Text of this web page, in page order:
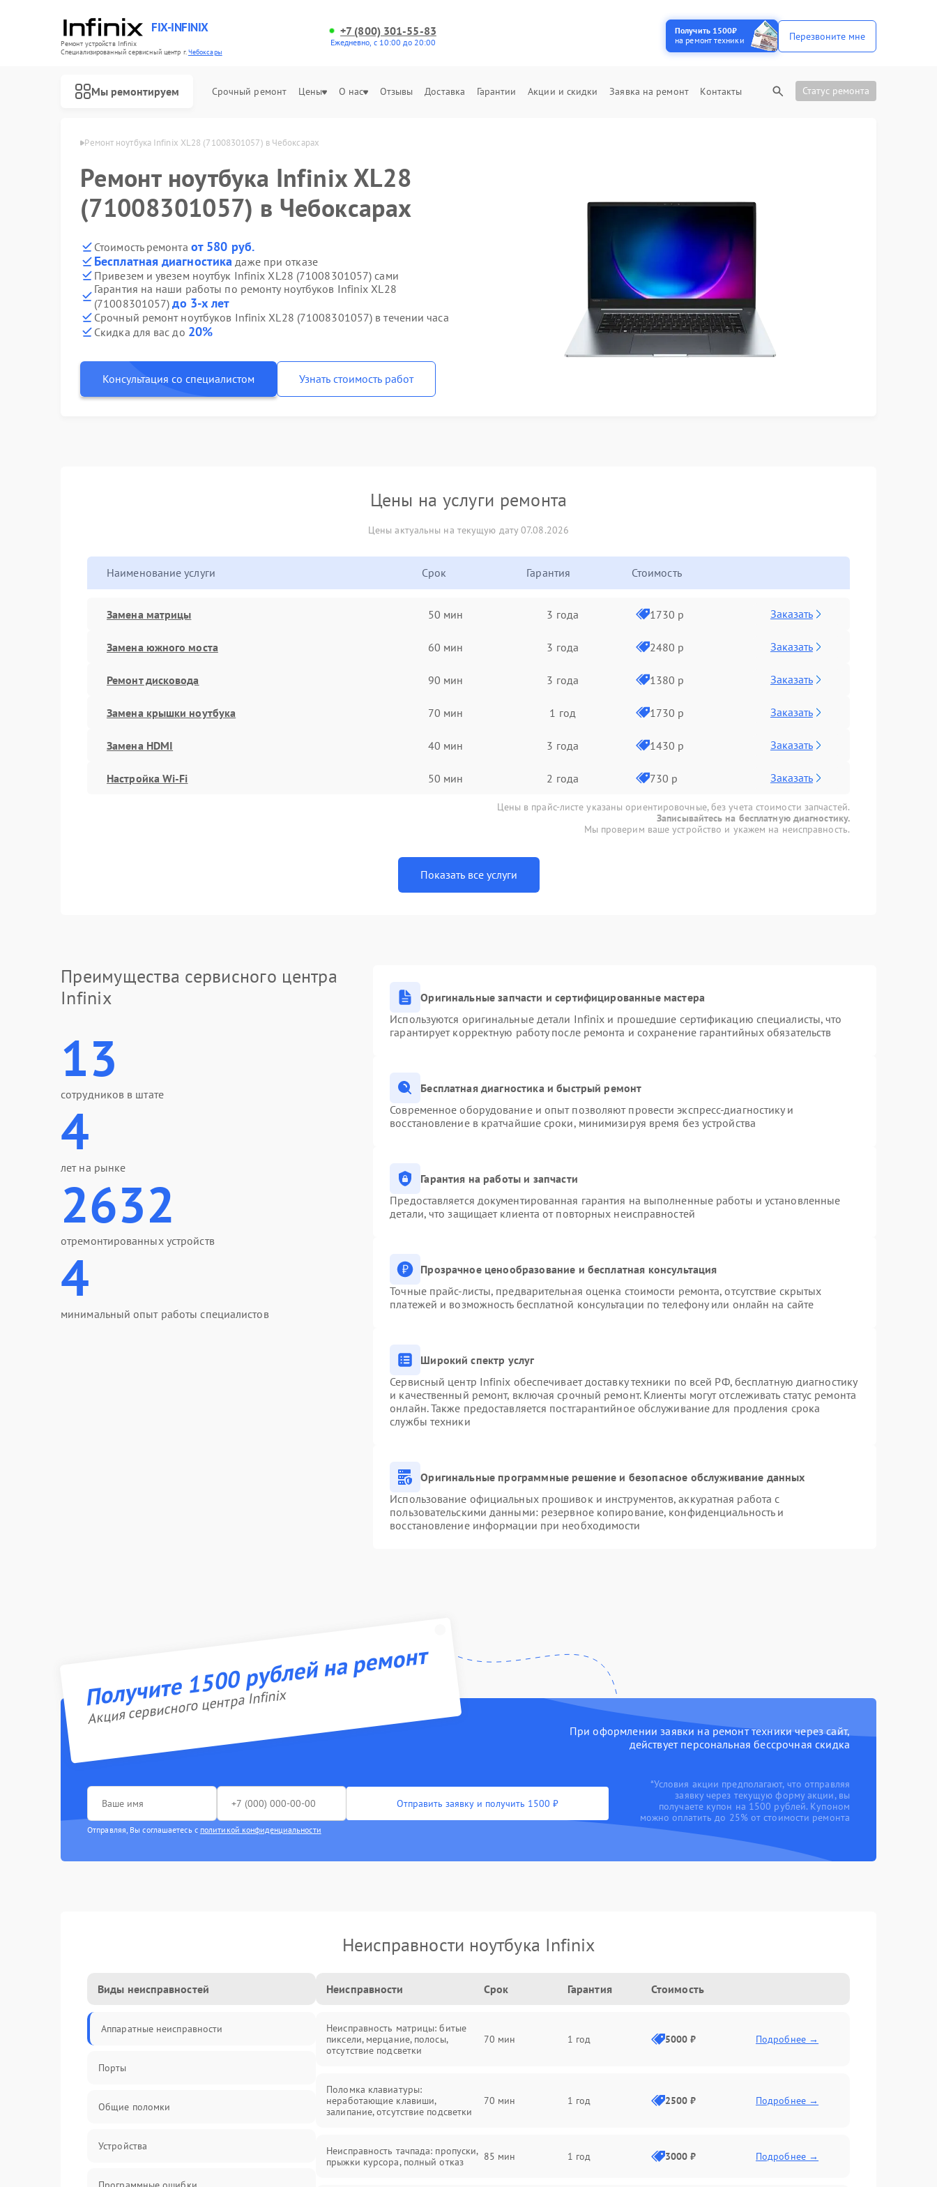
FIX-INFINIX
Ремонт устройств Infinix
Специализированный cервисный центр г.Чебоксары
+7 (800) 301-55-83
Ежедневно, с 10:00 до 20:00
Получить 1500₽
на ремонт техники
Перезвоните мне
Мы ремонтируем Срочный ремонт Цены О нас Отзывы Доставка Гарантии Акции и скидки Заявка на ремонт Контакты Статус ремонта
в Чебоксарах Ремонт ноутбука Infinix XL28 (71008301057) в Чебоксарах
Ремонт ноутбука Infinix XL28
(71008301057) в Чебоксарах
Стоимость ремонта от 580 руб.
Бесплатная диагностика даже при отказе
Привезем и увезем ноутбук Infinix XL28 (71008301057) сами
Гарантия на наши работы по ремонту ноутбуков Infinix XL28
(71008301057)до 3-х лет
Срочный ремонт ноутбуков Infinix XL28 (71008301057) в течении часа
Скидка для вас до 20%
Консультация со специалистом Узнать стоимость работ
Цены на услуги ремонта
Цены актуальны на текущую дату 07.08.2026
Наименование услуги Срок Гарантия Стоимость
Замена матрицы 50 мин 3 года 1730 р Заказать
Замена южного моста 60 мин 3 года 2480 р Заказать
Ремонт дисковода 90 мин 3 года 1380 р Заказать
Замена крышки ноутбука 70 мин 1 год 1730 р Заказать
Замена HDMI 40 мин 3 года 1430 р Заказать
Настройка Wi-Fi 50 мин 2 года 730 р Заказать
Цены в прайс-листе указаны ориентировочные, без учета стоимости запчастей.
Записывайтесь на бесплатную диагностику.
Мы проверим ваше устройство и укажем на неисправность.
Показать все услуги
Преимущества сервисного центра
Infinix
13
сотрудников в штате
4
лет на рынке
2632
отремонтированных устройств
4
минимальный опыт работы специалистов
Оригинальные запчасти и сертифицированные мастера
Используются оригинальные детали Infinix и прошедшие сертификацию специалисты, что
гарантирует корректную работу после ремонта и сохранение гарантийных обязательств
Бесплатная диагностика и быстрый ремонт
Современное оборудование и опыт позволяют провести экспресс-диагностику и
восстановление в кратчайшие сроки, минимизируя время без устройства
Гарантия на работы и запчасти
Предоставляется документированная гарантия на выполненные работы и установленные
детали, что защищает клиента от повторных неисправностей
Прозрачное ценообразование и бесплатная консультация
Точные прайс-листы, предварительная оценка стоимости ремонта, отсутствие скрытых
платежей и возможность бесплатной консультации по телефону или онлайн на сайте
Широкий спектр услуг
Сервисный центр Infinix обеспечивает доставку техники по всей РФ, бесплатную диагностику
и качественный ремонт, включая срочный ремонт. Клиенты могут отслеживать статус ремонта
онлайн. Также предоставляется постгарантийное обслуживание для продления срока
службы техники
Оригинальные программные решение и безопасное обслуживание данных
Использование официальных прошивок и инструментов, аккуратная работа с
пользовательскими данными: резервное копирование, конфиденциальность и
восстановление информации при необходимости
Получите 1500 рублей на ремонт
Акция сервисного центра Infinix
При оформлении заявки на ремонт техники через сайт,
действует персональная бессрочная скидка
Отправить заявку и получить 1500 ₽
Отправляя, Вы соглашаетесь с политикой конфиденциальности
*Условия акции предполагают, что отправляя
заявку через текущую форму акции, вы
получаете купон на 1500 рублей. Купоном
можно оплатить до 25% от стоимости ремонта
Неисправности ноутбука Infinix
Виды неисправностей
Аппаратные неисправности
Порты
Общие поломки
Устройства
Неисправности Срок Гарантия Стоимость
Неисправность матрицы: битые
пиксели, мерцание, полосы,
отсутствие подсветки
70 мин 1 год 5000 ₽ Подробнее →
Поломка клавиатуры:
неработающие клавиши,
залипание, отсутствие подсветки
70 мин 1 год 2500 ₽ Подробнее →
Неисправность тачпада: пропуски,
прыжки курсора, полный отказ
85 мин 1 год 3000 ₽ Подробнее →